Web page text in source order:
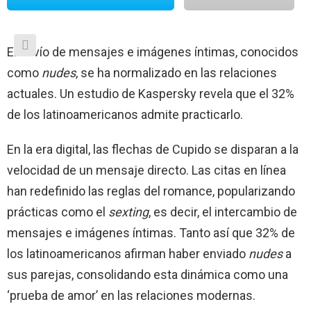
El envío de mensajes e imágenes íntimas, conocidos
como nudes, se ha normalizado en las relaciones
actuales. Un estudio de Kaspersky revela que el 32%
de los latinoamericanos admite practicarlo.
En la era digital, las flechas de Cupido se disparan a la
velocidad de un mensaje directo. Las citas en línea
han redefinido las reglas del romance, popularizando
prácticas como el sexting, es decir, el intercambio de
mensajes e imágenes íntimas. Tanto así que 32% de
los latinoamericanos afirman haber enviado nudesa
sus parejas, consolidando esta dinámica como una
‘prueba de amor’ en las relaciones modernas.